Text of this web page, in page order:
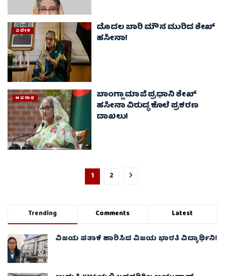
ವಿದೇಶ ಮೊದಲ ಬಾರಿ ಮೌನ ಮುರಿದ ಶೇಖ್
ಹಸೀನಾ!
ಅಪರಾಧ ಬಾಂಗ್ಲಾ ಮಾಜಿ ಪ್ರಧಾನಿ ಶೇಖ್
ಹಸೀನಾ ವಿರುದ್ಧ ಕೊಲೆ ಪ್ರಕರಣ
ದಾಖಲು!
1 2
Trending Comments Latest
ವಿಜಯ ಪತಾಕೆ ಹಾರಿಸಿದ ವಿಜಯ ಭಾರತಿ ವಿದ್ಯಾರ್ಥಿನಿ!